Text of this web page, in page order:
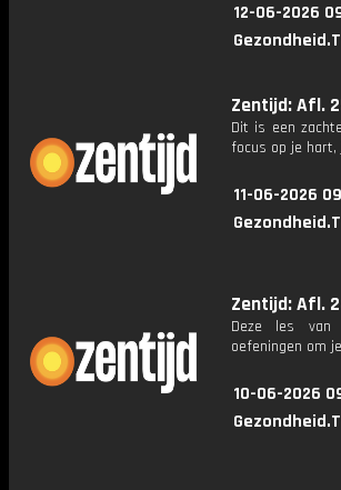
12-06-2026
Zentijd: Afl.
Dit is een
focus op je hart,
11-06-2026
Zentijd: Afl.
Deze les
oefeningen om
10-06-2026